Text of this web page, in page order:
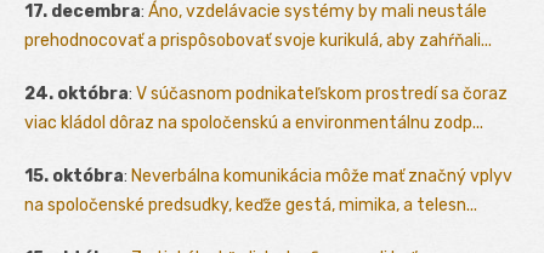
17. decembra: Áno, vzdelávacie systémy by mali neustále
prehodnocovať a prispôsobovať svoje kurikulá, aby zahŕňali...
24. októbra: V súčasnom podnikateľskom prostredí sa čoraz
viac kládol dôraz na spoločenskú a environmentálnu zodp...
15. októbra: Neverbálna komunikácia môže mať značný vplyv
na spoločenské predsudky, keďže gestá, mimika, a telesn...